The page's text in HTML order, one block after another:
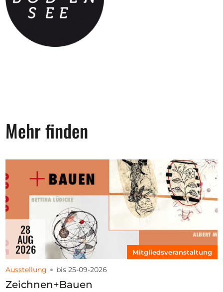
Mehr finden
28
AUG
2026 Mitgliedsveranstaltung
Ausstellung bis 25-09-2026
Zeichnen+Bauen